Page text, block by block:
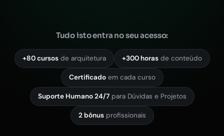
Tudo isto entra no seu acesso:
+80 cursosde arquitetura +300 horasde conteúdo
Certificadoem cada curso
Suporte Humano 24/7para Dúvidas e Projetos
2 bônusprofissionais